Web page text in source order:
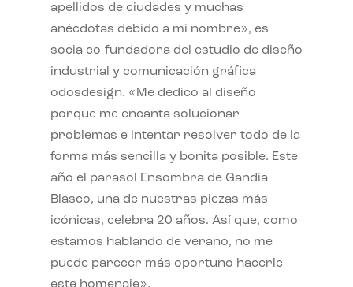
apellidos de ciudades y muchas
anécdotas debido a mi nombre», es
socia co-fundadora del estudio de diseño
industrial y comunicación gráfica
odosdesign. «Me dedico al diseño
porque me encanta solucionar
problemas e intentar resolver todo de la
forma más sencilla y bonita posible. Este
año el parasol Ensombra de Gandia
Blasco, una de nuestras piezas más
icónicas, celebra 20 años. Así que, como
estamos hablando de verano, no me
puede parecer más oportuno hacerle